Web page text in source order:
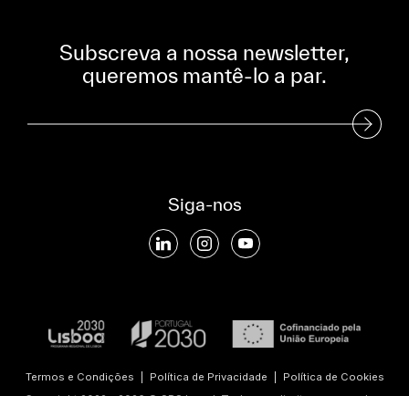
Subscreva a nossa newsletter,
queremos mantê-lo a par.
Subscreva a nossa Newsletter
Siga-nos
Termos e Condições Política de Privacidade Política de Cookies